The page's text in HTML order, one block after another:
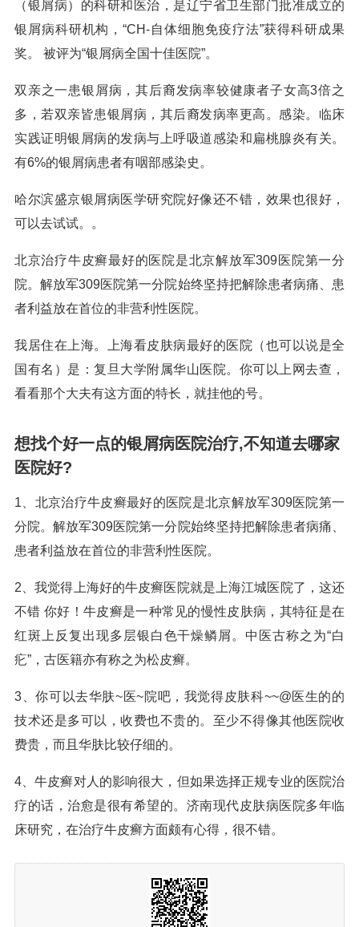
（银屑病）的科研和医治，是辽宁省卫生部门批准成立的
银屑病科研机构，“CH-自体细胞免疫疗法”获得科研成果
奖。 被评为“银屑病全国十佳医院”。
双亲之一患银屑病，其后裔发病率较健康者子女高3倍之
多，若双亲皆患银屑病，其后裔发病率更高。感染。临床
实践证明银屑病的发病与上呼吸道感染和扁桃腺炎有关。
有6%的银屑病患者有咽部感染史。
哈尔滨盛京银屑病医学研究院好像还不错，效果也很好，
可以去试试。。
北京治疗牛皮癣最好的医院是北京解放军309医院第一分
院。解放军309医院第一分院始终坚持把解除患者病痛、患
者利益放在首位的非营利性医院。
我居住在上海。上海看皮肤病最好的医院（也可以说是全
国有名）是：复旦大学附属华山医院。你可以上网去查，
看看那个大夫有这方面的特长，就挂他的号。
想找个好一点的银屑病医院治疗,不知道去哪家
医院好?
1、北京治疗牛皮癣最好的医院是北京解放军309医院第一
分院。解放军309医院第一分院始终坚持把解除患者病痛、
患者利益放在首位的非营利性医院。
2、我觉得上海好的牛皮癣医院就是上海江城医院了，这还
不错 你好！牛皮癣是一种常见的慢性皮肤病，其特征是在
红斑上反复出现多层银白色干燥鳞屑。中医古称之为“白
疕”，古医籍亦有称之为松皮癣。
3、你可以去华肤~医~院吧，我觉得皮肤科~~@医生的的
技术还是多可以，收费也不贵的。至少不得像其他医院收
费贵，而且华肤比较仔细的。
4、牛皮癣对人的影响很大，但如果选择正规专业的医院治
疗的话，治愈是很有希望的。济南现代皮肤病医院多年临
床研究，在治疗牛皮癣方面颇有心得，很不错。